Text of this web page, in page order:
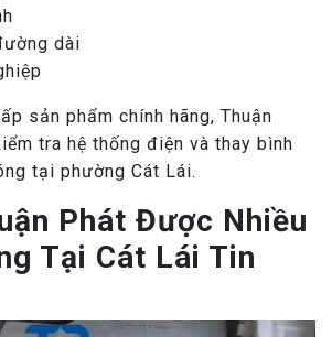
dài
sản phẩm chính hãng, Thuận
tra hệ thống điện và thay bình
tại phường Cát Lái.
Phát Được Nhiều
Tại Cát Lái Tin